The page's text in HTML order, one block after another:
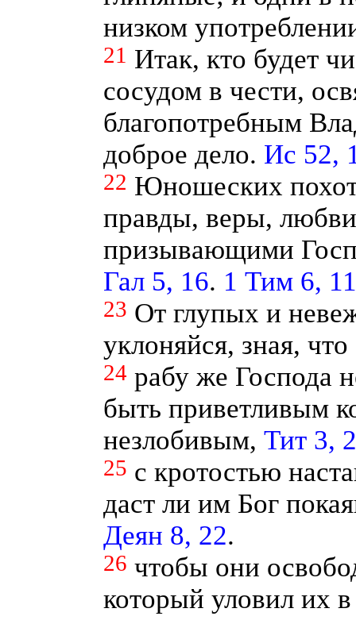
низком
21 Итак, кто будет
сосудом в чести,
благопотребным
доброе дело. Ис 52,
22 Юношеских
правды, веры,
призывающими
Гал 5, 16. 1 Тим 6, 11
23 От глупых и
уклоняйся, зная,
24 рабу же Господа
быть приветливым
незлобивым, Тит 3, 2
25 с кротостью
даст ли им Бог
Деян 8, 22.
26 чтобы они
который уловил их